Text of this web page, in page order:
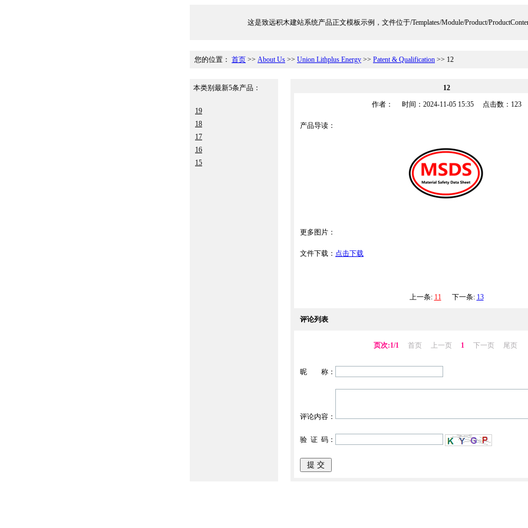
这是致远积木建站系统产品正文模板示例，文件位于/Templates/Module/Product/
您的位置： 首页 >> About Us >> Union Lithplus Energy >> Patent & Qualification >> 12
本类别最新5条产品：
19
18
17
16
15
12
作者： 时间：2024-11-05 15:35 点击数： 123
产品导读：
更多图片：
文件下载： 点击下载
上一条: 11下一条: 13
评论列表
页次:1/1 首页 上一页 1 下一页 尾页
昵 称：
评论内容：
验 证 码：